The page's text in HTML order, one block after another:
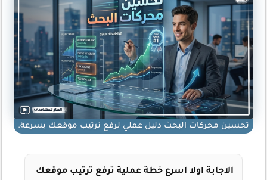
تحسين محركات البحث دليل عملي لرفع ترتيب موقعك بسرعة.
الاجابة اولا اسرع خطة عملية ترفع ترتيب موقعك